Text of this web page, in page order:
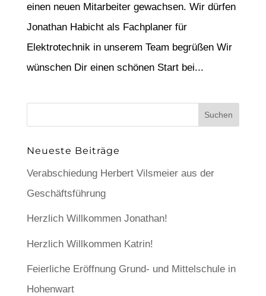
einen neuen Mitarbeiter gewachsen. Wir dürfen
Jonathan Habicht als Fachplaner für
Elektrotechnik in unserem Team begrüßen Wir
wünschen Dir einen schönen Start bei...
Neueste Beiträge
Verabschiedung Herbert Vilsmeier aus der
Geschäftsführung
Herzlich Willkommen Jonathan!
Herzlich Willkommen Katrin!
Feierliche Eröffnung Grund- und Mittelschule in
Hohenwart